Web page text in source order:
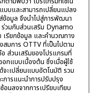
บและสามารถเปลี่ยนแปลง
ข้อมูล จึงนำไปสู่การพัฒนา
วมกับส่วนเสริม Dynamo
เรียกข้อมูล และคำนวณทาง
มการ OTTV ที่เป็นไปตาม
ส่วนเสริมของโปรแกรมที่
อกแบบเบื้องต้น ซึ่งเมื่อผู้ใช้
จะเปลี่ยนแบบอัตโนมัติ รวม
ารแนะนำการปรับปรุง
อนลงจากการเปรียบเทียบ